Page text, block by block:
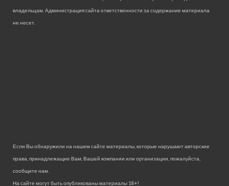
владельцам. Администрация сайта ответственности за содержание материала
не несет.
Если Вы обнаружили на нашем сайте материалы, которые нарушают авторские
права, принадлежащие Вам, Вашей компании или организации, пожалуйста,
сообщите нам.
На сайте могут быть опубликованы материалы 18+!